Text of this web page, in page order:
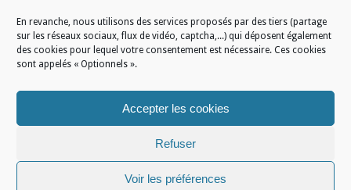
En revanche, nous utilisons des services proposés par des tiers (partage
sur les réseaux sociaux, flux de vidéo, captcha,...) qui déposent également
des cookies pour lequel votre consentement est nécessaire. Ces cookies
sont appelés « Optionnels ».
Accepter les cookies
Refuser
Voir les préférences